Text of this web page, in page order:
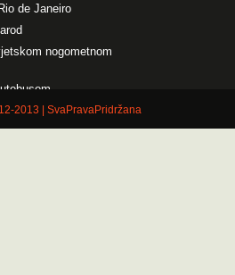
de Janeiro
nogometnom
2013 | SvaPravaPridržana